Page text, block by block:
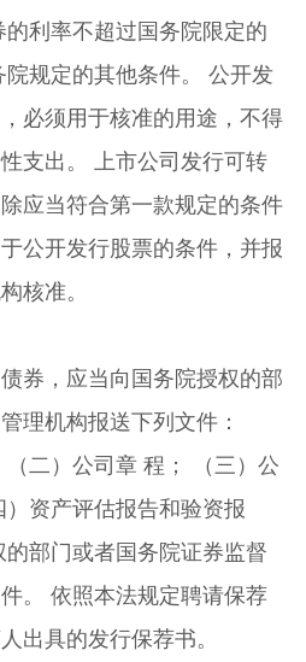
利率不超过国务院限定的
规定的其他条件。 公开发
必须用于核准的用途，不得
支出。 上市公司发行可转
应当符合第一款规定的条件
公开发行股票的条件，并报
核准。
券，应当向国务院授权的部
理机构报送下列文件：
（二）公司章 程； （三）公
资产评估报告和验资报
部门或者国务院证券监督
。 依照本法规定聘请保荐
出具的发行保荐书。